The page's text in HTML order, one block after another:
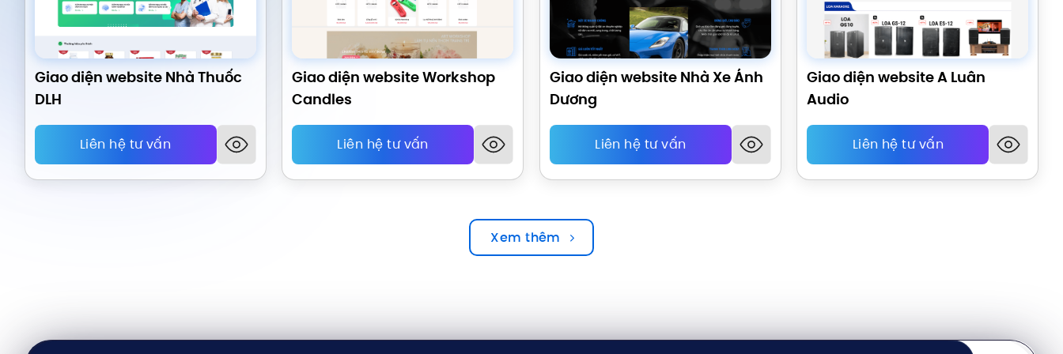
Giao diện website Nhà Thuốc
DLH
Liên hệ tư vấn
Giao diện website Workshop
Candles
Liên hệ tư vấn
Giao diện website Nhà Xe Ánh
Dương
Liên hệ tư vấn
Giao diện website A Luân
Audio
Liên hệ tư vấn
Xem thêm